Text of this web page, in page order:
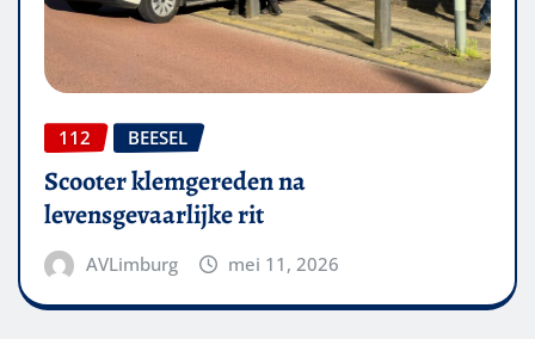
112 BEESEL
Scooter klemgereden na
levensgevaarlijke rit
AVLimburg mei 11, 2026